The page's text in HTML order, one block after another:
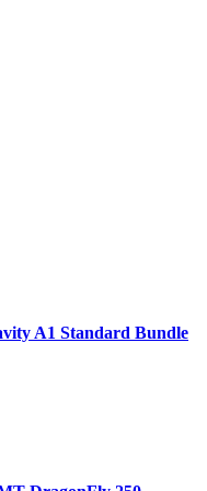
A1 Standard Bundle